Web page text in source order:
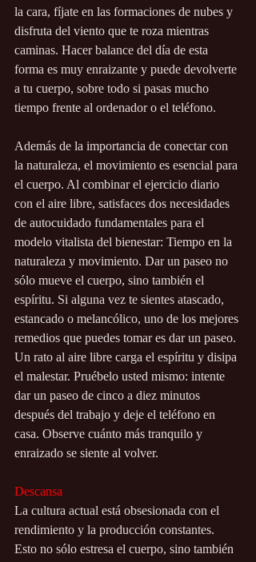
la cara, fíjate en las formaciones de nubes y
disfruta del viento que te roza mientras
caminas. Hacer balance del día de esta
forma es muy enraizante y puede devolverte
a tu cuerpo, sobre todo si pasas mucho
tiempo frente al ordenador o el teléfono.
Además de la importancia de conectar con
la naturaleza, el movimiento es esencial para
el cuerpo. Al combinar el ejercicio diario
con el aire libre, satisfaces dos necesidades
de autocuidado fundamentales para el
modelo vitalista del bienestar: Tiempo en la
naturaleza y movimiento. Dar un paseo no
sólo mueve el cuerpo, sino también el
espíritu. Si alguna vez te sientes atascado,
estancado o melancólico, uno de los mejores
remedios que puedes tomar es dar un paseo.
Un rato al aire libre carga el espíritu y disipa
el malestar. Pruébelo usted mismo: intente
dar un paseo de cinco a diez minutos
después del trabajo y deje el teléfono en
casa. Observe cuánto más tranquilo y
enraizado se siente al volver.
Descansa
La cultura actual está obsesionada con el
rendimiento y la producción constantes.
Esto no sólo estresa el cuerpo, sino también